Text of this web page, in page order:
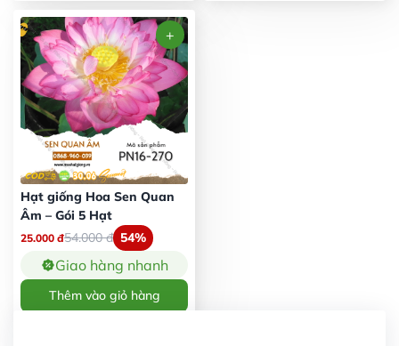
Hạt giống Hoa Sen Quan
Âm – Gói 5 Hạt
25.000 đ54.000đ 54%
Giao hàng nhanh
Thêm vào giỏ hàng